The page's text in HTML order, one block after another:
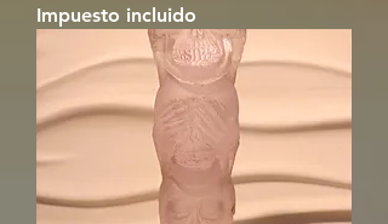
Impuesto incluido